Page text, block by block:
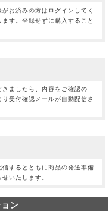
お済みの方はログインしてく
す。登録せずに購入すること
ましたら、内容をご確認の
受付確認メールが自動配信さ
するとともに商品の発送準備
いたします。
ン